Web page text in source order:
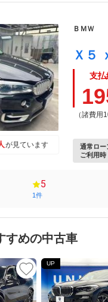
が見ています
ＢＭＷ
支払
（諸費用
通常ロー
ご利用時
5
1件
すめの中古車
UP